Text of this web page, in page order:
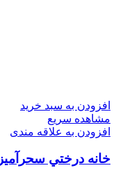
افزودن به سبد خرید
مشاهده سریع
افزودن به علاقه مندی
خانه درختي سحرآميز2 شواليه اي در سحرگاه